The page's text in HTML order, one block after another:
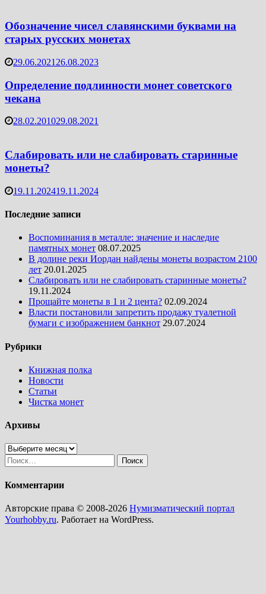
Обозначение чисел славянскими буквами на
старых русских монетах
29.06.2021 26.08.2023
Определение подлинности монет советского
чекана
28.02.201029.08.2021
Слабировать или не слабировать старинные
монеты?
19.11.202419.11.2024
Последние записи
Воспоминания в металле: значение и наследие
памятных монет 08.07.2025
В долине реки Иордан найдены монеты возрастом 2100
лет 20.01.2025
Слабировать или не слабировать старинные монеты?
19.11.2024
Прощайте монеты в 1 и 2 цента? 02.09.2024
Власти постановили запретить продажу туалетной
бумаги с изображением банкнот 29.07.2024
Рубрики
Книжная полка
Новости
Статьи
Чистка монет
Архивы
Архивы
Найти:
Комментарии
Авторские права © 2008-2026 Нумизматический портал
Yourhobby.ru. Работает на WordPress.